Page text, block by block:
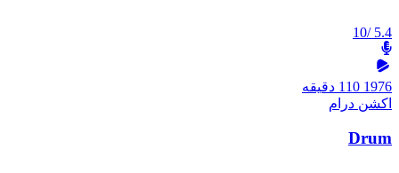
5.4
/10
1976 110 دقیقه
اکشن درام
Drum